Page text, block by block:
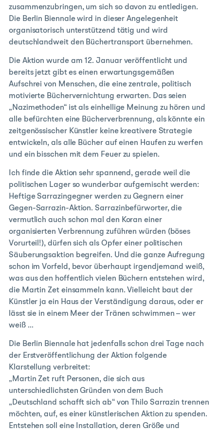
zusammenzubringen, um sich so davon zu entledigen.
Die Berlin Biennale wird in dieser Angelegenheit
organisatorisch unterstützend tätig und wird
deutschlandweit den Büchertransport übernehmen.
Die Aktion wurde am 12. Januar veröffentlicht und
bereits jetzt gibt es einen erwartungsgemäßen
Aufschrei von Menschen, die eine zentrale, politisch
motivierte Büchervernichtung erwarten. Das seien
„Nazimethoden“ ist als einhellige Meinung zu hören und
alle befürchten eine Bücherverbrennung, als könnte ein
zeitgenössischer Künstler keine kreativere Strategie
entwickeln, als alle Bücher auf einen Haufen zu werfen
und ein bisschen mit dem Feuer zu spielen.
Ich finde die Aktion sehr spannend, gerade weil die
politischen Lager so wunderbar aufgemischt werden:
Heftige Sarrazingegner werden zu Gegnern einer
Gegen-Sarrazin-Aktion. Sarrazinbefürworter, die
vermutlich auch schon mal den Koran einer
organisierten Verbrennung zuführen würden (böses
Vorurteil!), dürfen sich als Opfer einer politischen
Säuberungsaktion begreifen. Und die ganze Aufregung
schon im Vorfeld, bevor überhaupt irgendjemand weiß,
was aus den hoffentlich vielen Büchern entstehen wird,
die Martin Zet einsammeln kann. Vielleicht baut der
Künstler ja ein Haus der Verständigung daraus, oder er
lässt sie in einem Meer der Tränen schwimmen – wer
weiß …
Die Berlin Biennale hat jedenfalls schon drei Tage nach
der Erstveröffentlichung der Aktion folgende
Klarstellung verbreitet:
„Martin Zet ruft Personen, die sich aus
unterschiedlichsten Gründen von dem Buch
„Deutschland schafft sich ab“ von Thilo Sarrazin trennen
möchten, auf, es einer künstlerischen Aktion zu spenden.
Entstehen soll eine Installation, deren Größe und